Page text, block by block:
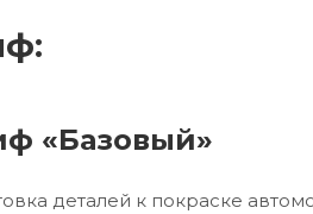
«Базовый»
деталей к покраске